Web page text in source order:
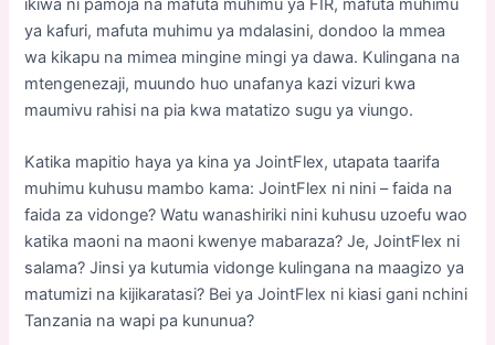
ikiwa ni pamoja na mafuta muhimu ya FIR, mafuta muhimu
ya kafuri, mafuta muhimu ya mdalasini, dondoo la mmea
wa kikapu na mimea mingine mingi ya dawa. Kulingana na
mtengenezaji, muundo huo unafanya kazi vizuri kwa
maumivu rahisi na pia kwa matatizo sugu ya viungo.
Katika mapitio haya ya kina ya JointFlex, utapata taarifa
muhimu kuhusu mambo kama: JointFlex ni nini – faida na
faida za vidonge? Watu wanashiriki nini kuhusu uzoefu wao
katika maoni na maoni kwenye mabaraza? Je, JointFlex ni
salama? Jinsi ya kutumia vidonge kulingana na maagizo ya
matumizi na kijikaratasi? Bei ya JointFlex ni kiasi gani nchini
Tanzania na wapi pa kununua?